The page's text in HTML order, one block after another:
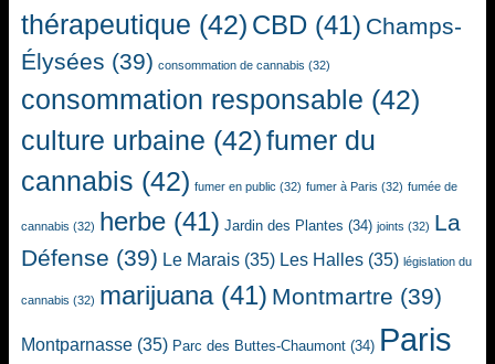
thérapeutique (42) CBD (41) Champs-
Élysées (39) consommation de cannabis (32)
consommation responsable (42)
culture urbaine (42)fumer du
cannabis (42) fumer en public (32) fumer à Paris (32) fumée de
cannabis (32) herbe (41) Jardin des Plantes (34) joints (32) La
Défense (39) Le Marais (35) Les Halles (35) législation du
cannabis (32) marijuana(41) Montmartre (39)
Montparnasse (35) Parc des Buttes-Chaumont (34) Paris